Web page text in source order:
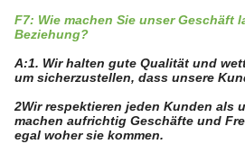
F7: Wie machen Sie unser Geschäft
Beziehung?
A:1. Wir halten gute Qualität und
um sicherzustellen, dass unsere
2Wir respektieren jeden Kunden als
machen aufrichtig Geschäfte und
egal woher sie kommen.